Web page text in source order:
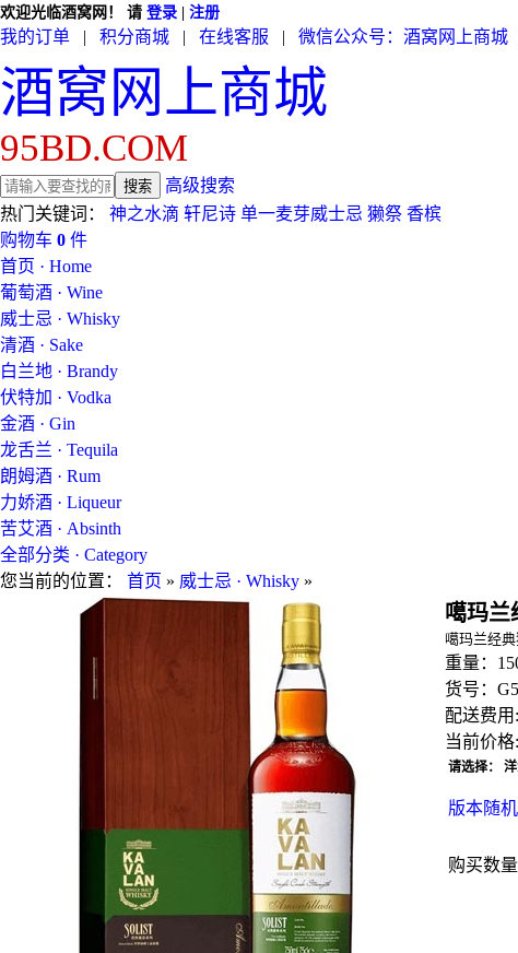
欢迎光临酒窝网！ 请 登录 注册
我的订单 | 积分商城 | 在线客服 | 微信公众号：酒窝网上商城
酒窝网上商城
95BD.COM
高级搜索
热门关键词： 神之水滴 轩尼诗 单一麦芽威士忌 獭祭 香槟
购物车 0 件
首页 · Home
葡萄酒 · Wine
威士忌 · Whisky
清酒 · Sake
白兰地 · Brandy
伏特加 · Vodka
金酒 · Gin
龙舌兰 · Tequila
朗姆酒 · Rum
力娇酒 · Liqueur
苦艾酒 · Absinth
全部分类 · Category
您当前的位置： 首页 » 威士忌 · Whisky »
噶玛
噶玛兰经
重量：
货号：
配送费用:
当前价格:
请选择：
版本随
购买数量